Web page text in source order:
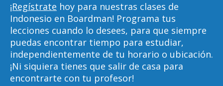
¡Regístrate hoy para nuestras clases de
Indonesio en Boardman! Programa tus
lecciones cuando lo desees, para que siempre
puedas encontrar tiempo para estudiar,
independientemente de tu horario o ubicación.
¡Ni siquiera tienes que salir de casa para
encontrarte con tu profesor!